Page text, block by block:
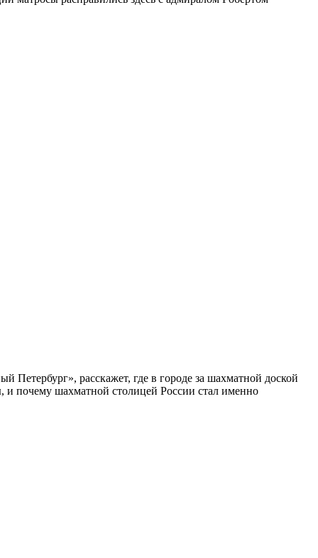
Петербург», расскажет, где в городе за шахматной доской
и почему шахматной столицей России стал именно